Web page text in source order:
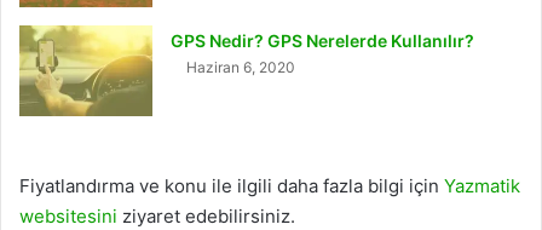
GPS Nedir? GPS Nerelerde Kullanılır?
Haziran 6, 2020
Fiyatlandırma ve konu ile ilgili daha fazla bilgi için Yazmatik
websitesini ziyaret edebilirsiniz.